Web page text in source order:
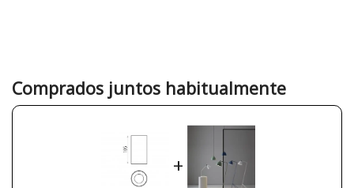
Blanco-Dorado
Negro
Negro-Dorado
10.5 cm
Menos de 1 semana
Comprados juntos habitualmente
+